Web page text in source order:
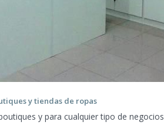
y tiendas de ropas
y para cualquier tipo de negocios